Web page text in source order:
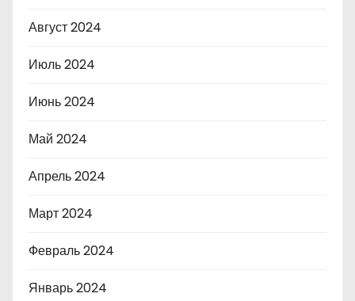
Август 2024
Июль 2024
Июнь 2024
Май 2024
Апрель 2024
Март 2024
Февраль 2024
Январь 2024